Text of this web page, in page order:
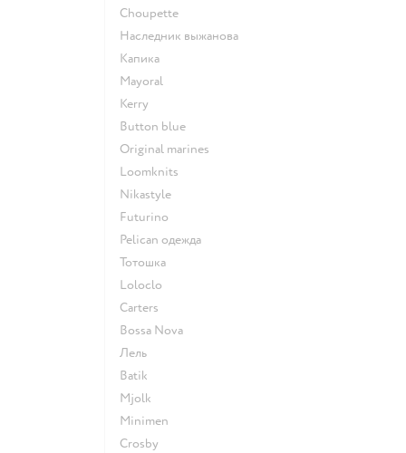
Choupette
Наследник выжанова
Капика
Mayoral
Kerry
Button blue
Original marines
Loomknits
Nikastyle
Futurino
Pelican одежда
Тотошка
Loloclo
Сarters
Bossa Nova
Лель
Batik
Mjolk
Minimen
Crosby